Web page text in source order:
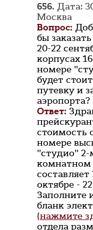
656. Дата:
Москва
Вопрос:
бы
20-22
корпусах
номере
будет
путевку и
аэропорта?
Ответ:
стоимость
номере
"студио"
комнатном
составляет
октябре -
Заполните
бланк
(нажмите
отдела